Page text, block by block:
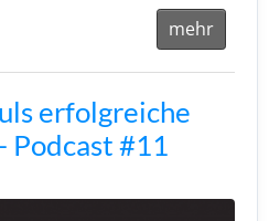
mehr
erfolgreiche
Podcast #11